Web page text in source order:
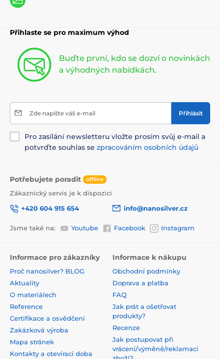
Přihlaste se pro maximum výhod
Buďte první, kdo se dozví o novinkách
a výhodných nabídkách.
Zde napište váš e-mail Přihlásit
Pro zasílání newsletteru vložte prosím svůj e-mail a
potvrďte souhlas se zpracováním osobních údajů
Potřebujete poradit offline
Zákaznický servis je k dispozici
+420 604 915 654
info@nanosilver.cz
Jsme také na: Youtube Facebook Instagram
Informace pro zákazníky
Proč nanosilver? BLOG
Aktuality
O materiálech
Reference
Certifikace a osvědčení
Zakázková výroba
Mapa stránek
Kontakty a otevírací doba
Informace k nákupu
Obchodní podmínky
Doprava a platba
FAQ
Jak prát a ošetřovat
produkty?
Recenze
Jak postupovat při
vrácení/výměně/reklamaci